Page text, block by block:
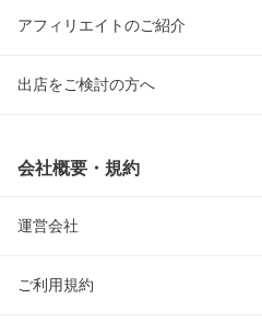
アフィリエイトのご紹介
出店をご検討の方へ
会社概要・規約
運営会社
ご利用規約